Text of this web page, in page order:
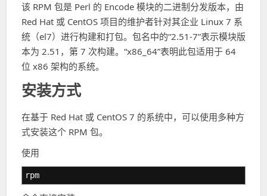
该 RPM 包是 Perl 的 Encode 模块的二进制分发版本，由
Red Hat 或 CentOS 项目的维护者针对其企业 Linux 7 系
统（el7）进行构建和打包。包名中的“2.51-7”表示模块版
本为 2.51，第 7 次构建。“x86_64”表明此包适用于 64
位 x86 架构的系统。
安装方式
在基于 Red Hat 或 CentOS 7 的系统中，可以使用多种方
式安装这个 RPM 包。
使用
rpm